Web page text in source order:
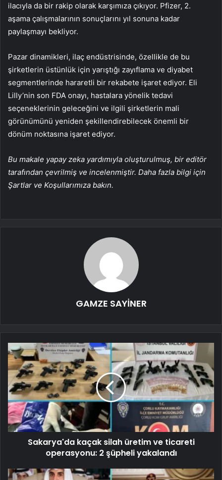
ilacıyla da bir rakip olarak karşımıza çıkıyor. Pfizer, 2.
aşama çalışmalarının sonuçlarını yıl sonuna kadar
paylaşmayı bekliyor.
Pazar dinamikleri, ilaç endüstrisinde, özellikle de bu
şirketlerin üstünlük için yarıştığı zayıflama ve diyabet
segmentlerinde hararetli bir rekabete işaret ediyor. Eli
Lilly’nin son FDA onayı, hastalara yönelik tedavi
seçeneklerinin geleceğini ve ilgili şirketlerin mali
görünümünü yeniden şekillendirebilecek önemli bir
dönüm noktasına işaret ediyor.
Bu makale yapay zeka yardımıyla oluşturulmuş, bir editör
tarafından çevrilmiş ve incelenmiştir. Daha fazla bilgi için
Şartlar ve Koşullarımıza bakın.
GAMZE SAYİNER
Sakarya'da kaçak silah üretim ve ticareti
operasyonu: 2 şüpheli yakalandı